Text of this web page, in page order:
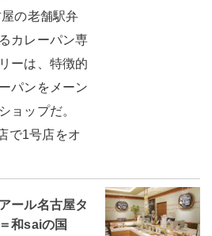
の老舗駅弁
カレーパン専
ーは、特徴的
パンをメーン
ショップだ。
で1号店をオ
ール名古屋タ
和saiの国